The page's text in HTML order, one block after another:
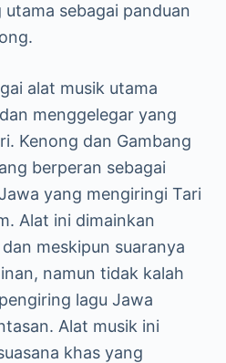
sebagai panduan
alat musik utama
menggelegar yang
Kenong dan Gambang
berperan sebagai
yang mengiringi Tari
Alat ini dimainkan
meskipun suaranya
namun tidak kalah
lagu Jawa
Alat musik ini
khas yang